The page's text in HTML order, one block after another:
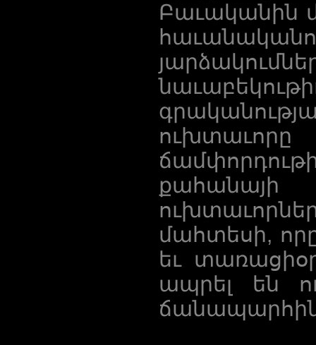
Բաւականին
քահանայի
մահտեսի,
եւ
ապրել են